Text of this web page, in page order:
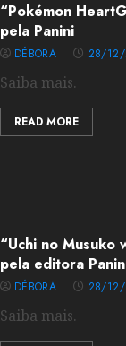
“Pokémon
pela Panini
DÉBORA 28/12/
Saiba mais.
READ MORE
“Uchi no Musuko
pela editora
DÉBORA 28/12/
Saiba mais.